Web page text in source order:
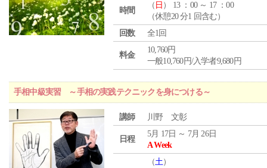
時間
（ 日 ） 13 ：00 ～ 17 ：00
（休憩20 分1 回含む）
回数
全1回
料金
10,760円
一般10,760円/入学者9,680円
手相中級実習 ～手相の実践テクニックを身につける～
講師 川野 文彰
日程
5月 17日 ～ 7月 26日
A Week
（土）